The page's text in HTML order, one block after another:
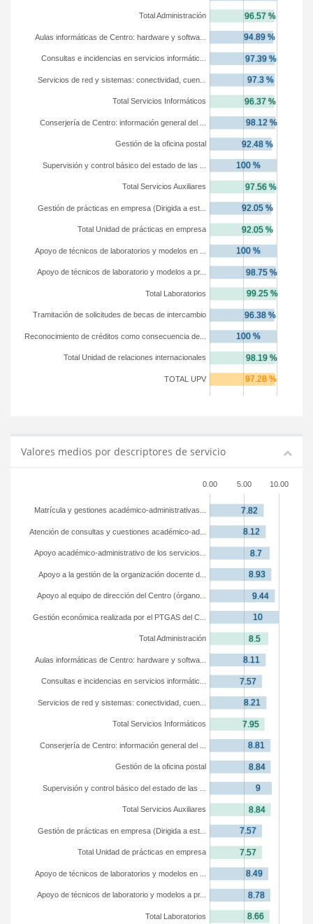
TOTAL UPV
Total Unidad de relaciones internacionales
Reconocimiento de créditos como consecuencia de...
Tramitación de solicitudes de becas de intercambio
Total Laboratorios
Apoyo de técnicos de laboratorio y modelos a pr...
Apoyo de técnicos de laboratorios y modelos en ...
Total Unidad de prácticas en empresa
Gestión de prácticas en empresa (Dirigida a est...
Total Servicios Auxiliares
Supervisión y control básico del estado de las ...
Gestión de la oficina postal
Conserjería de Centro: información general del ...
Total Servicios Informáticos
Servicios de red y sistemas: conectividad, cuen...
Consultas e incidencias en servicios informátic...
Aulas informáticas de Centro: hardware y softwa...
Total Administración
Valores medios por descriptores de servicio
0.00 5.00 10.00
Total Laboratorios
Apoyo de técnicos de laboratorio y modelos a pr...
Apoyo de técnicos de laboratorios y modelos en ...
Total Unidad de prácticas en empresa
Gestión de prácticas en empresa (Dirigida a est...
Total Servicios Auxiliares
Supervisión y control básico del estado de las ...
Gestión de la oficina postal
Conserjería de Centro: información general del ...
Total Servicios Informáticos
Servicios de red y sistemas: conectividad, cuen...
Consultas e incidencias en servicios informátic...
Aulas informáticas de Centro: hardware y softwa...
Total Administración
Gestión económica realizada por el PTGAS del C...
Apoyo al equipo de dirección del Centro (órgano...
Apoyo a la gestión de la organización docente d...
Apoyo académico-administrativo de los servicios...
Atención de consultas y cuestiones académico-ad...
Matrícula y gestiones académico-administrativas...